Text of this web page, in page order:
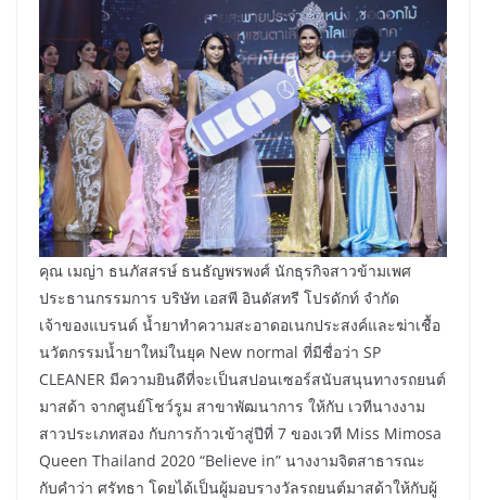
คุณ เมญ่า ธนภัสสรษ์ ธนธัญพรพงศ์ นักธุรกิจสาวข้ามเพศ
ประธานกรรมการ บริษัท เอสพี อินดัสทรี โปรดักท์ จำกัด
เจ้าของแบรนด์ น้ำยาทำความสะอาดอเนกประสงค์และฆ่าเชื้อ
นวัตกรรมน้ำยาใหม่ในยุค New normal ที่มีชื่อว่า SP
CLEANER มีความยินดีที่จะเป็นสปอนเซอร์สนับสนุนทางรถยนต์
มาสด้า จากศูนย์โชว์รูม สาขาพัฒนาการ ให้กับ เวทีนางงาม
สาวประเภทสอง กับการก้าวเข้าสู่ปีที่ 7 ของเวที Miss Mimosa
Queen Thailand 2020 “Believe in” นางงามจิตสาธารณะ
กับคำว่า ศรัทธา โดยได้เป็นผู้มอบรางวัลรถยนต์มาสด้าให้กับผู้